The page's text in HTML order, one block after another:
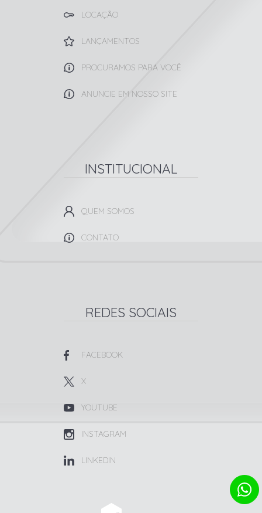
LOCAÇÃO
LANÇAMENTOS
PROCURAMOS PARA VOCÊ
ANUNCIE EM NOSSO SITE
INSTITUCIONAL
QUEM SOMOS
CONTATO
REDES SOCIAIS
FACEBOOK
X
YOUTUBE
INSTAGRAM
LINKEDIN